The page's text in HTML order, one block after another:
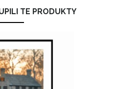
TE PRODUKTY